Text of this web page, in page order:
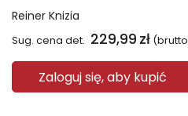
Reiner Knizia
Sug. cena det. 229,99 zł
Zaloguj się, aby kupić